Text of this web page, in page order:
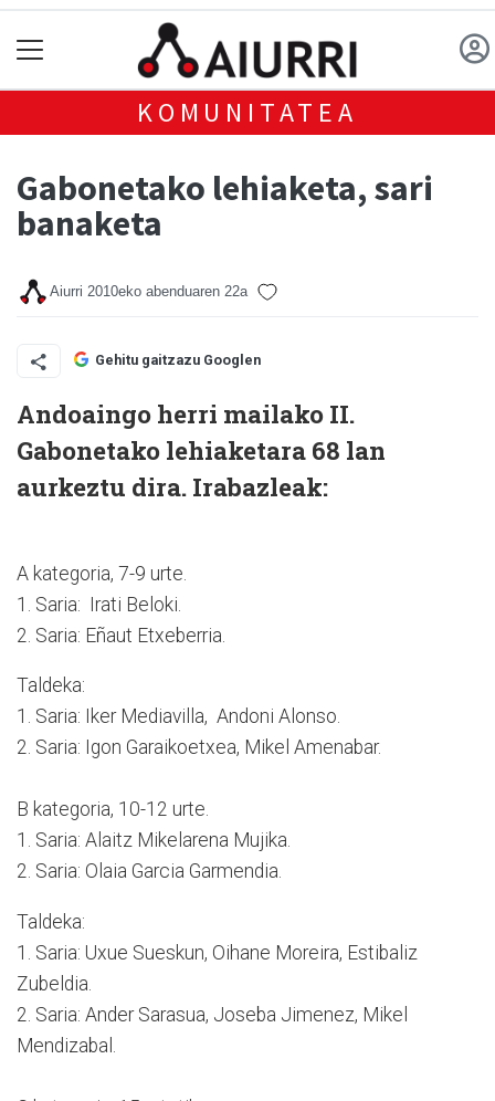
KOMUNITATEA
Gabonetako lehiaketa, sari
banaketa
Aiurri 2010eko abenduaren 22a
Gehitu gaitzazu Googlen
Andoaingo herri mailako II.
Gabonetako lehiaketara 68 lan
aurkeztu dira. Irabazleak:
A kategoria, 7-9 urte.
1. Saria: Irati Beloki.
2. Saria: Eñaut Etxeberria.
Taldeka:
1. Saria: Iker Mediavilla, Andoni Alonso.
2. Saria: Igon Garaikoetxea, Mikel Amenabar.
B kategoria, 10-12 urte.
1. Saria: Alaitz Mikelarena Mujika.
2. Saria: Olaia Garcia Garmendia.
Taldeka:
1. Saria: Uxue Sueskun, Oihane Moreira, Estibaliz
Zubeldia.
2. Saria: Ander Sarasua, Joseba Jimenez, Mikel
Mendizabal.